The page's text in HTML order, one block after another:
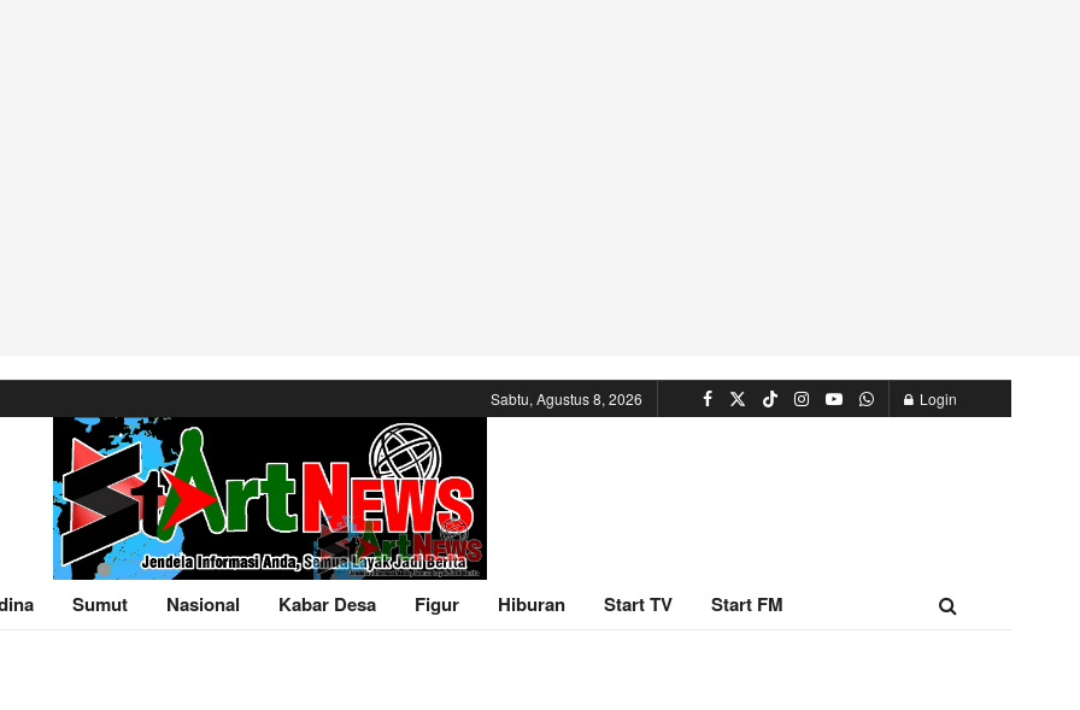
Sabtu, Agustus 8, 2026 Login
Sumut Nasional Kabar Desa Figur Hiburan Start TV Start FM